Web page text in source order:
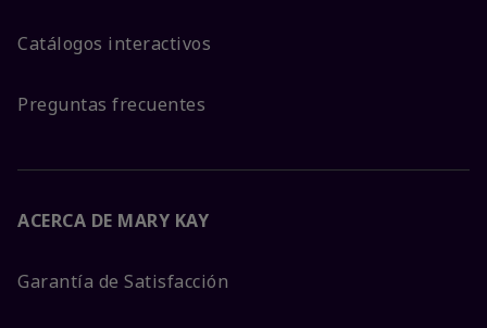
Catálogos interactivos
Preguntas frecuentes
ACERCA DE MARY KAY
Garantía de Satisfacción